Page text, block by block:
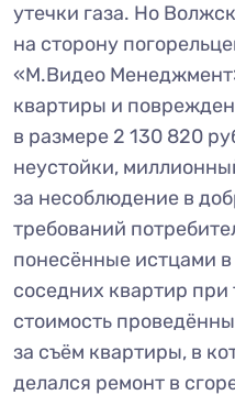
утечки газа. Но
на сторону
«М.Видео
квартиры и
в размере 2 130 820
неустойки,
за несоблюдение в
требований
понесённые истцами
соседних квартир
стоимость
за съём квартиры, в
делался ремонт в